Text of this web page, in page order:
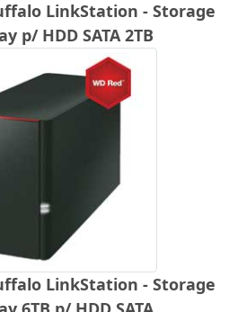
LinkStation - Storage
p/ HDD SATA 2TB
LinkStation - Storage